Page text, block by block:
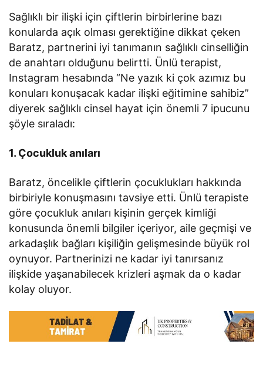
Sağlıklı bir ilişki için çiftlerin birbirlerine bazı
konularda açık olması gerektiğine dikkat çeken
Baratz, partnerini iyi tanımanın sağlıklı cinselliğin
de anahtarı olduğunu belirtti. Ünlü terapist,
Instagram hesabında “Ne yazık ki çok azımız bu
konuları konuşacak kadar ilişki eğitimine sahibiz”
diyerek sağlıklı cinsel hayat için önemli 7 ipucunu
şöyle sıraladı:
1. Çocukluk anıları
Baratz, öncelikle çiftlerin çocuklukları hakkında
birbiriyle konuşmasını tavsiye etti. Ünlü terapiste
göre çocukluk anıları kişinin gerçek kimliği
konusunda önemli bilgiler içeriyor, aile geçmişi ve
arkadaşlık bağları kişiliğin gelişmesinde büyük rol
oynuyor. Partnerinizi ne kadar iyi tanırsanız
ilişkide yaşanabilecek krizleri aşmak da o kadar
kolay oluyor.